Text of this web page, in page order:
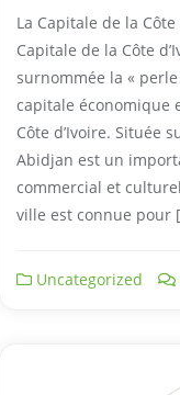
La Capitale de la
Capitale de la Côte
surnommée la «
capitale économique
Côte d’Ivoire. Située
Abidjan est un
commercial et culturel
ville est connue pour
Uncategorized